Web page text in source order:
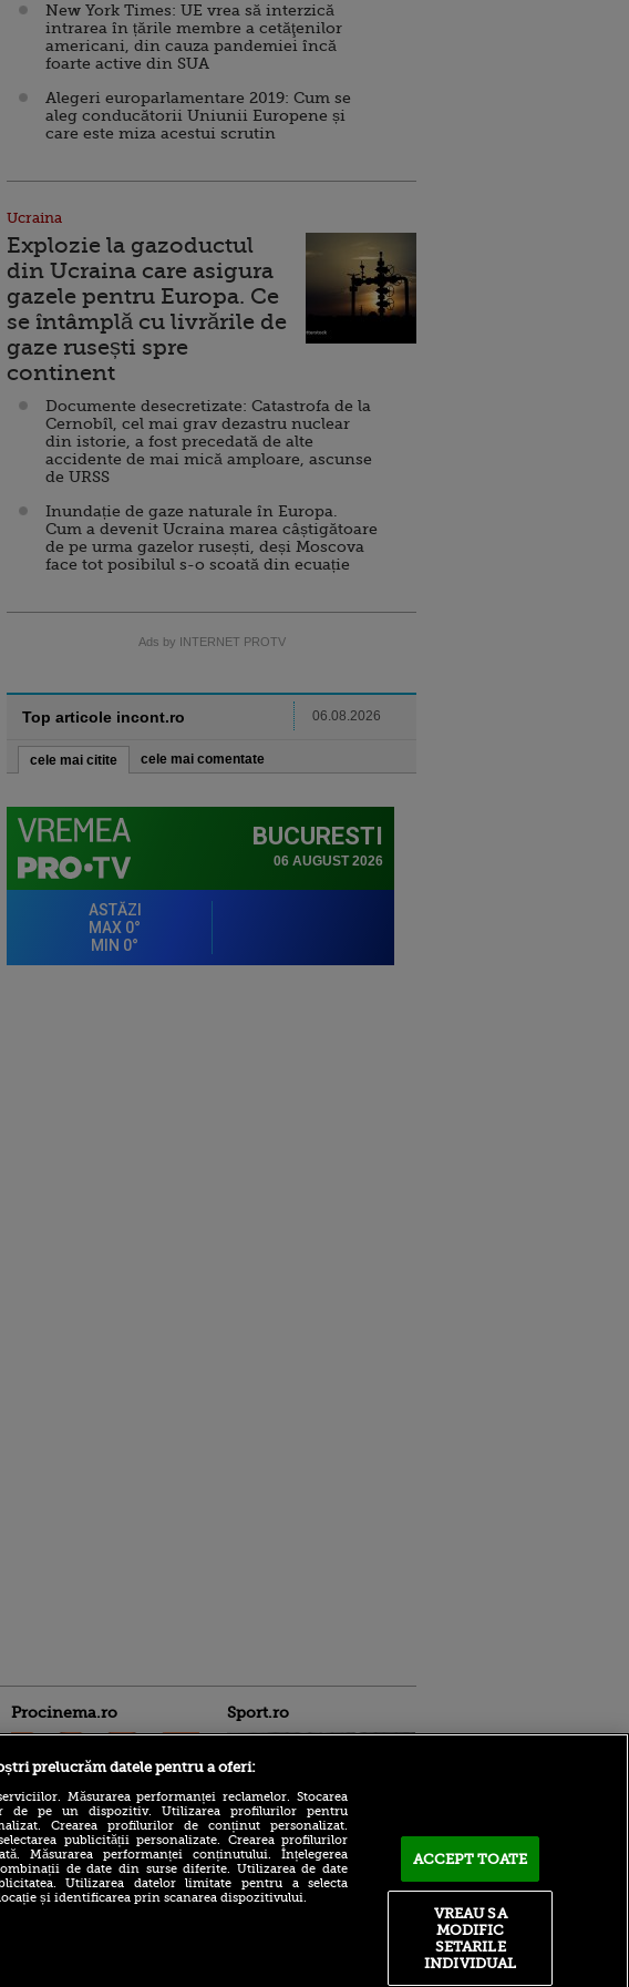
New York Times: UE vrea să interzică
intrarea în țările membre a cetăţenilor
americani, din cauza pandemiei încă
foarte active din SUA
Alegeri europarlamentare 2019: Cum se
aleg conducătorii Uniunii Europene și
care este miza acestui scrutin
Ucraina
Explozie la gazoductul
din Ucraina care asigura
gazele pentru Europa. Ce
se întâmplă cu livrările de
gaze rusești spre
continent
Documente desecretizate: Catastrofa de la
Cernobîl, cel mai grav dezastru nuclear
din istorie, a fost precedată de alte
accidente de mai mică amploare, ascunse
de URSS
Inundație de gaze naturale în Europa.
Cum a devenit Ucraina marea câștigătoare
de pe urma gazelor rusești, deși Moscova
face tot posibilul s-o scoată din ecuație
Ads by INTERNET PROTV
Top articole incont.ro 06.08.2026
cele mai citite cele mai comentate
Procinema.ro
Emoții intense pentru
Sebastian Stan! Iubita lui,
Sport.ro
Un fotbalist de doar 27 de
ani, bătut până la moarte
după ce s-a opus unui jaf. A
murit la spital
prelucrăm datele pentru a oferi:
Măsurarea performanței reclamelor. Stocarea
de pe un dispozitiv. Utilizarea profilurilor pentru
Crearea profilurilor de conținut personalizat.
publicității personalizate. Crearea profilurilor
Măsurarea performanței conținutului. Înțelegerea
de date din surse diferite. Utilizarea de date
Utilizarea datelor limitate pentru a selecta
și identificarea prin scanarea dispozitivului.
ACCEPT TOATE
VREAU SA
MODIFIC
SETARILE
INDIVIDUAL